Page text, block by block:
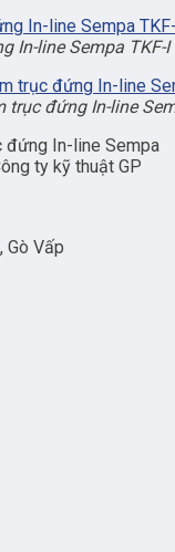
In-line Sempa TKF-I
đứng In-line
đứng In-line Sempa
ty kỹ thuật GP
Gò Vấp